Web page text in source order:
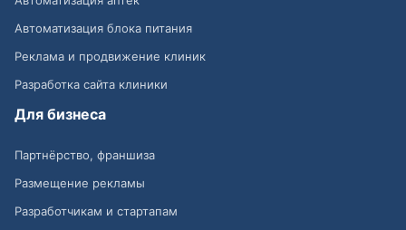
Автоматизация блока питания
Реклама и продвижение клиник
Разработка сайта клиники
Для бизнеса
Партнёрство, франшиза
Размещение рекламы
Разработчикам и стартапам